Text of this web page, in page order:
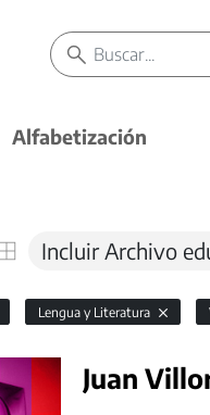
Alfabetización
Incluir Archivo
Lengua y Literatura
Juan